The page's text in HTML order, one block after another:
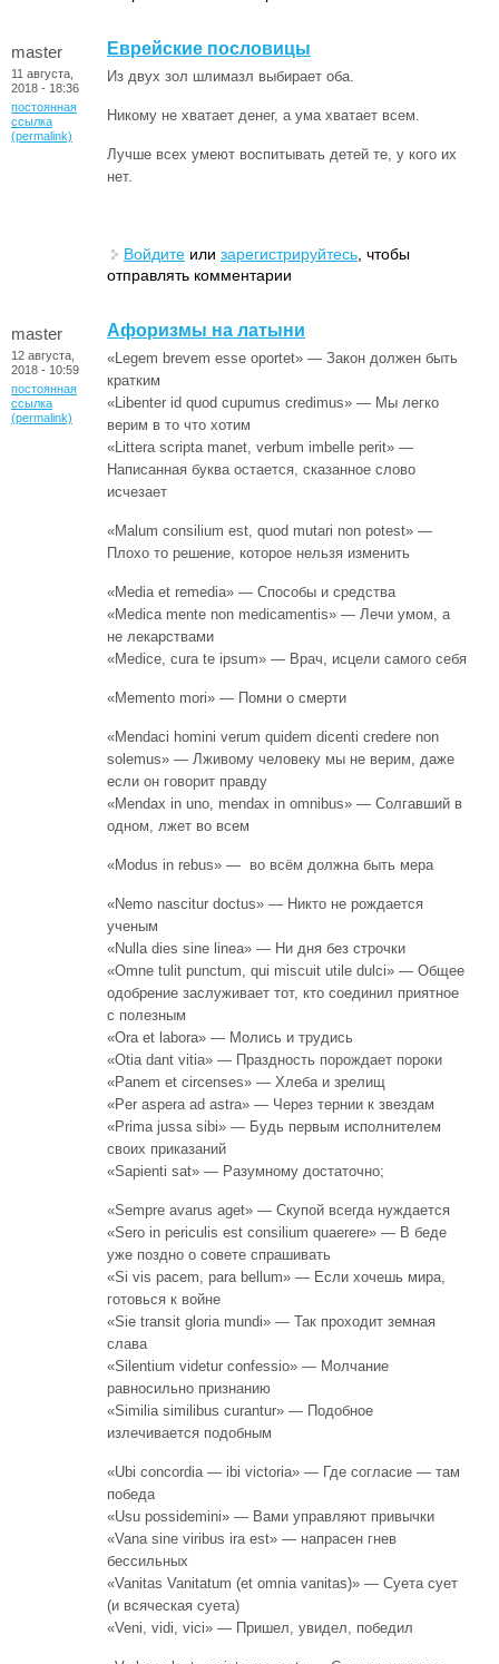
master
11 августа,
2018 - 18:36
постоянная
ссылка
(permalink)
Еврейские пословицы
Из двух зол шлимазл выбирает оба.
Никому не хватает денег, а ума хватает всем.
Лучше всех умеют воспитывать детей те, у кого их
нет.
Войдите или зарегистрируйтесь , чтобы
отправлять комментарии
master
12 августа,
2018 - 10:59
постоянная
ссылка
(permalink)
Афоризмы на латыни
«Legem brevem esse oportet» — Закон должен быть
кратким
«Libenter id quod cupumus credimus» — Мы легко
верим в то что хотим
«Littera scripta manet, verbum imbelle perit» —
Написанная буква остается, сказанное слово
исчезает
«Malum consilium est, quod mutari non potest» —
Плохо то решение, которое нельзя изменить
«Media et remedia» — Способы и средства
«Medica mente non medicamentis» — Лечи умом, а
не лекарствами
«Medice, cura te ipsum» — Врач, исцели самого себя
«Memento mori» — Помни о смерти
«Mendaci homini verum quidem dicenti credere non
solemus» — Лживому человеку мы не верим, даже
если он говорит правду
«Mendax in uno, mendax in omnibus» — Солгавший в
одном, лжет во всем
«Modus in rebus» — во всём должна быть мера
«Nemo nascitur doctus» — Никто не рождается
ученым
«Nulla dies sine linea» — Ни дня без строчки
«Omne tulit punctum, qui miscuit utile dulci» — Общее
одобрение заслуживает тот, кто соединил приятное
с полезным
«Ora et labora» — Молись и трудись
«Otia dant vitia» — Праздность порождает пороки
«Panem et circenses» — Хлеба и зрелищ
«Per aspera ad astra» — Через тернии к звездам
«Prima jussa sibi» — Будь первым исполнителем
своих приказаний
«Sapienti sat» — Разумному достаточно;
«Sempre avarus aget» — Скупой всегда нуждается
«Sero in periculis est consilium quaerere» — В беде
уже поздно о совете спрашивать
«Si vis pacem, para bellum» — Если хочешь мира,
готовься к войне
«Sie transit gloria mundi» — Так проходит земная
слава
«Silentium videtur confessio» — Молчание
равносильно признанию
«Similia similibus curantur» — Подобное
излечивается подобным
«Ubi concordia — ibi victoria» — Где согласие — там
победа
«Usu possidemini» — Вами управляют привычки
«Vana sine viribus ira est» — напрасен гнев
бессильных
«Vanitas Vanitatum (et omnia vanitas)» — Суета сует
(и всяческая суета)
«Veni, vidi, vici» — Пришел, увидел, победил